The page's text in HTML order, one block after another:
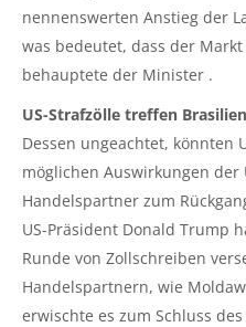
nennenswerten Anstieg der
was bedeutet, dass der
behauptete der Minister .
US-Strafzölle treffen
Dessen ungeachtet,
möglichen Auswirkungen der
Handelspartner zum
US-Präsident Donald Trump
Runde von Zollschreiben
Handelspartnern, wie
erwischte es zum Schluss